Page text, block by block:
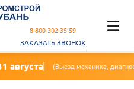
(Выезд механика, диагностика, замена
8-800-302-35-59
ЗАКАЗАТЬ ЗВОНОК